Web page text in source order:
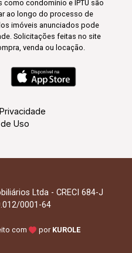
como condomínio e IPTU são
ao longo do processo de
imóveis anunciados pode
Solicitações feitas no site
venda ou locação.
Uso
Ltda - CRECI 684-J
0001-64
com por KUROLE